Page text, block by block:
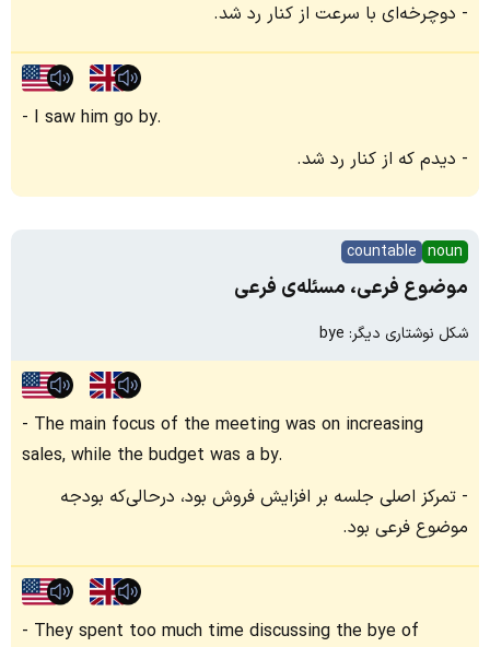
دوچرخه‌ای با سرعت از کنار رد شد.
I saw him go by.
دیدم که از کنار رد شد.
noun
countable
موضوع فرعی، مسئله‌ی فرعی
شکل نوشتاری دیگر: bye
The main focus of the meeting was on increasing
sales, while the budget was a by.
تمرکز اصلی جلسه بر افزایش فروش بود، درحالی‌که بودجه
موضوع فرعی بود.
They spent too much time discussing the bye of